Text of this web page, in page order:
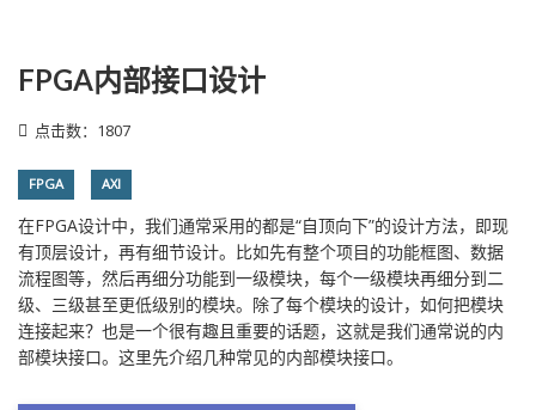
FPGA内部接口设计
点击数：1807
FPGA AXI
在FPGA设计中，我们通常采用的都是“自顶向下”的设计方法，即现
有顶层设计，再有细节设计。比如先有整个项目的功能框图、数据
流程图等，然后再细分功能到一级模块，每个一级模块再细分到二
级、三级甚至更低级别的模块。除了每个模块的设计，如何把模块
连接起来？也是一个很有趣且重要的话题，这就是我们通常说的内
部模块接口。这里先介绍几种常见的内部模块接口。